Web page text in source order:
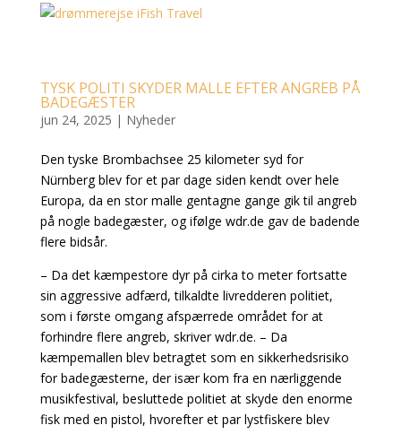
TYSK POLITI SKYDER MALLE EFTER ANGREB PÅ
BADEGÆSTER
jun 24, 2025 | Nyheder
Den tyske Brombachsee 25 kilometer syd for
Nürnberg blev for et par dage siden kendt over hele
Europa, da en stor malle gentagne gange gik til angreb
på nogle badegæster, og ifølge wdr.de gav de badende
flere bidsår.
– Da det kæmpestore dyr på cirka to meter fortsatte
sin aggressive adfærd, tilkaldte livredderen politiet,
som i første omgang afspærrede området for at
forhindre flere angreb, skriver wdr.de. – Da
kæmpemallen blev betragtet som en sikkerhedsrisiko
for badegæsterne, der især kom fra en nærliggende
musikfestival, besluttede politiet at skyde den enorme
fisk med en pistol, hvorefter et par lystfiskere blev